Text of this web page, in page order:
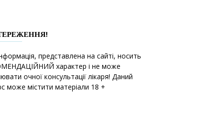
представлена на сайті, носить
характер і не може
очної консультації лікаря! Даний
може містити матеріали 18 +